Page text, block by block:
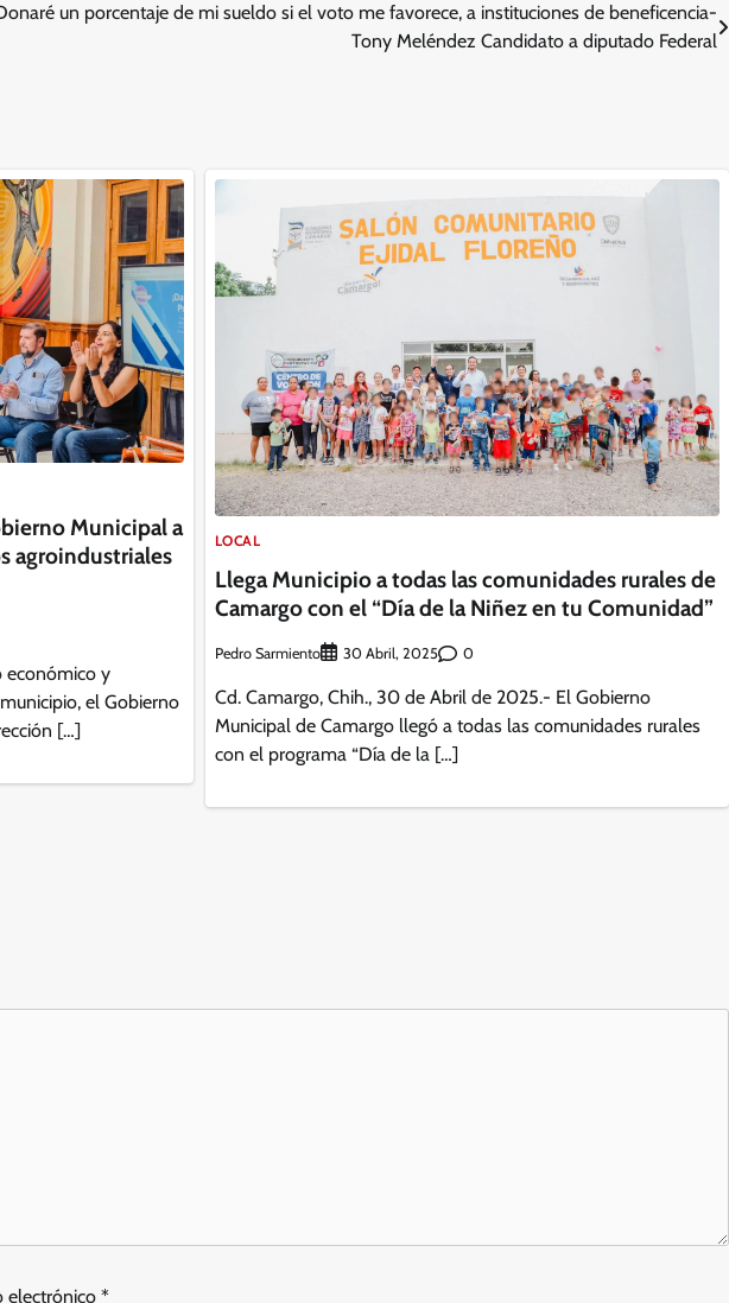
un porcentaje de mi sueldo si el voto me favorece, a instituciones de beneficencia-
Tony Meléndez Candidato a diputado Federal
Municipal a
agroindustriales
económico y
el Gobierno
[…]
LOCAL
Llega Municipio a todas las comunidades rurales de
Camargo con el “Día de la Niñez en tu Comunidad”
Pedro Sarmiento 30 Abril, 2025 0
Cd. Camargo, Chih., 30 de Abril de 2025.- El Gobierno
Municipal de Camargo llegó a todas las comunidades rurales
con el programa “Día de la […]
electrónico *